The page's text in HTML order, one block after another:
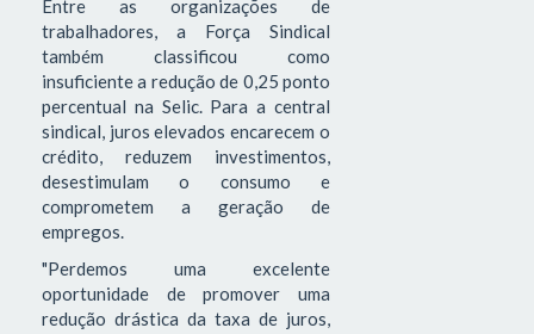
Entre as organizações de
trabalhadores, a Força Sindical
também classificou como
insuficiente a redução de 0,25 ponto
percentual na Selic. Para a central
sindical, juros elevados encarecem o
crédito, reduzem investimentos,
desestimulam o consumo e
comprometem a geração de
empregos.
"Perdemos uma excelente
oportunidade de promover uma
redução drástica da taxa de juros,